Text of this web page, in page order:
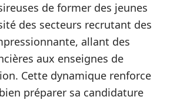
de former des jeunes
des secteurs recrutant des
allant des
aux enseignes de
Cette dynamique renforce
préparer sa candidature